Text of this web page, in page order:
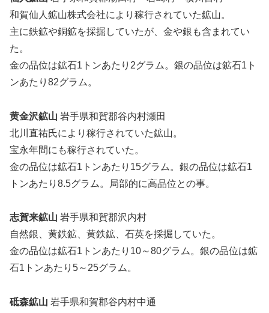
和賀仙人鉱山株式会社により稼行されていた鉱山。
主に鉄鉱や銅鉱を採掘していたが、金や銀も含まれてい
た。
金の品位は鉱石1トンあたり2グラム。銀の品位は鉱石1ト
ンあたり82グラム。
黄金沢鉱山 岩手県和賀郡谷内村瀬田
北川直祐氏により稼行されていた鉱山。
宝永年間にも稼行されていた。
金の品位は鉱石1トンあたり15グラム。銀の品位は鉱石1
トンあたり8.5グラム。局部的に高品位との事。
志賀来鉱山 岩手県和賀郡沢内村
自然銀、黄鉄鉱、黄鉄鉱、石英を採掘していた。
金の品位は鉱石1トンあたり10～80グラム。銀の品位は鉱
石1トンあたり5～25グラム。
砥森鉱山 岩手県和賀郡谷内村中通